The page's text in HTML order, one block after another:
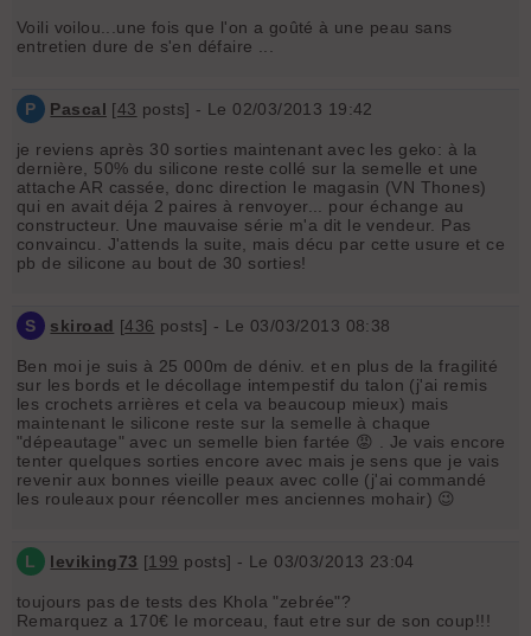
Voili voilou...une fois que l'on a goûté à une peau sans
entretien dure de s'en défaire ...
P Pascal [43 posts] - Le 02/03/2013 19:42
je reviens après 30 sorties maintenant avec les geko: à la
dernière, 50% du silicone reste collé sur la semelle et une
attache AR cassée, donc direction le magasin (VN Thones)
qui en avait déja 2 paires à renvoyer... pour échange au
constructeur. Une mauvaise série m'a dit le vendeur. Pas
convaincu. J'attends la suite, mais décu par cette usure et ce
pb de silicone au bout de 30 sorties!
S skiroad [436 posts] - Le 03/03/2013 08:38
Ben moi je suis à 25 000m de déniv. et en plus de la fragilité
sur les bords et le décollage intempestif du talon (j'ai remis
les crochets arrières et cela va beaucoup mieux) mais
maintenant le silicone reste sur la semelle à chaque
"dépeautage" avec un semelle bien fartée 😡 . Je vais encore
tenter quelques sorties encore avec mais je sens que je vais
revenir aux bonnes vieille peaux avec colle (j'ai commandé
les rouleaux pour réencoller mes anciennes mohair) 😉
L leviking73 [199 posts] - Le 03/03/2013 23:04
toujours pas de tests des Khola "zebrée"?
Remarquez a 170€ le morceau, faut etre sur de son coup!!!